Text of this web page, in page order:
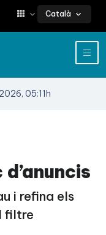
Català
05:11h
i refina els
filtre